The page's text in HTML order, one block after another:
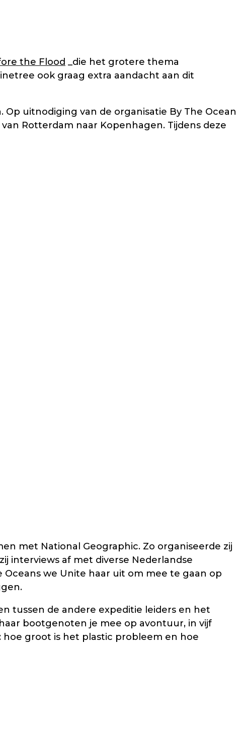
the Flood _die het grotere thema
ook graag extra aandacht aan dit
Op uitnodiging van de organisatie By The Ocean
Rotterdam naar Kopenhagen. Tijdens deze
met National Geographic. Zo organiseerde zij
interviews af met diverse Nederlandse
we Unite haar uit om mee te gaan op
tussen de andere expeditie leiders en het
bootgenoten je mee op avontuur, in vijf
hoe groot is het plastic probleem en hoe